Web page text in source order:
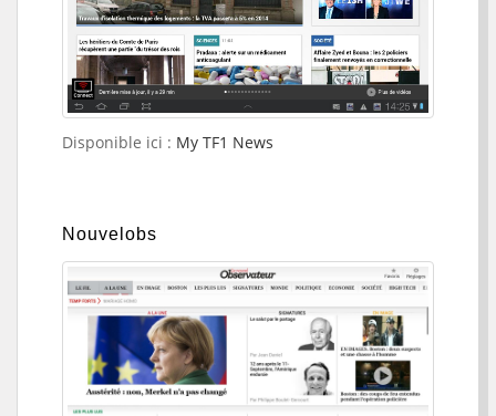
Disponible ici : My TF1 News
Nouvelobs